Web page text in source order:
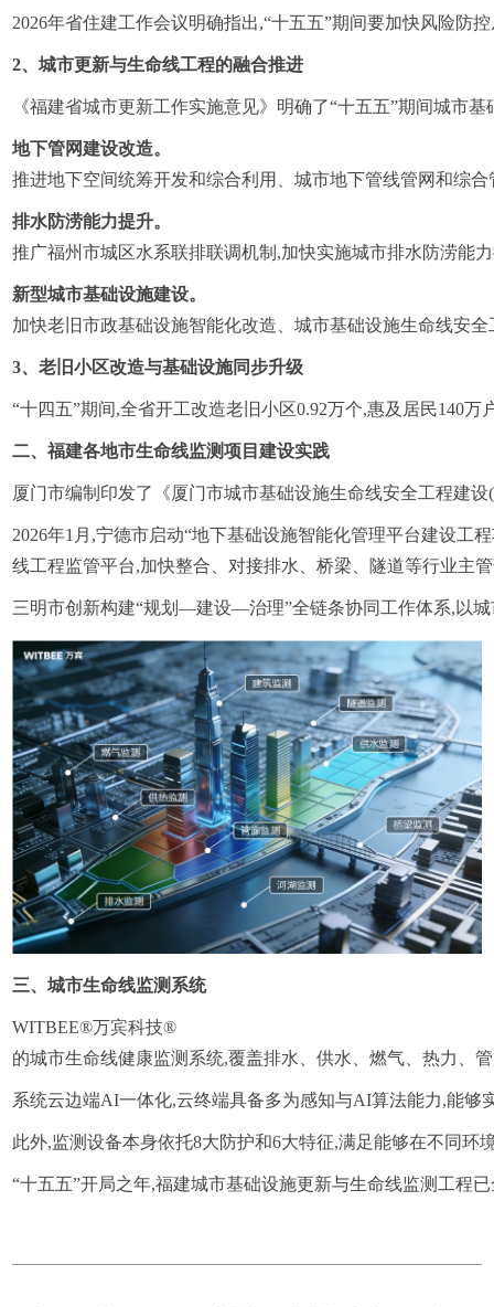
2026年省住建工作会议明确指出,“十五五”期间要加快风险防
2、城市更新与生命线工程的融合推进
《福建省城市更新工作实施意见》明确了“十五五”期间城市
地下管网建设改造。
推进地下空间统筹开发和综合利用、城市地下管线管网和综
排水防涝能力提升。
推广福州市城区水系联排联调机制,加快实施城市排水防涝能
新型城市基础设施建设。
加快老旧市政基础设施智能化改造、城市基础设施生命线安
3、老旧小区改造与基础设施同步升级
“十四五”期间,全省开工改造老旧小区0.92万个,惠及居民140
二、福建各地市生命线监测项目建设实践
厦门市编制印发了《厦门市城市基础设施生命线安全工程建
2026年1月,宁德市启动“地下基础设施智能化管理平台建设工
线工程监管平台,加快整合、对接排水、桥梁、隧道等行业主
三明市创新构建“规划—建设—治理”全链条协同工作体系,以
三、城市生命线监测系统
WITBEE®万宾科技®
的城市生命线健康监测系统,覆盖排水、供水、燃气、热力、
系统云边端AI一体化,云终端具备多为感知与AI算法能力,能
此外,监测设备本身依托8大防护和6大特征,满足能够在不同环
“十五五”开局之年,福建城市基础设施更新与生命线监测工程